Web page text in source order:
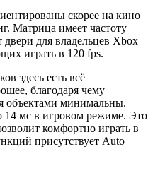
скорее на кино
Матрица имеет частоту
для владельцев Xbox
играть в 120 fps.
здесь есть всё
благодаря чему
минимальны.
14 мс в игровом режиме. Это
комфортно играть в
присутствует Auto